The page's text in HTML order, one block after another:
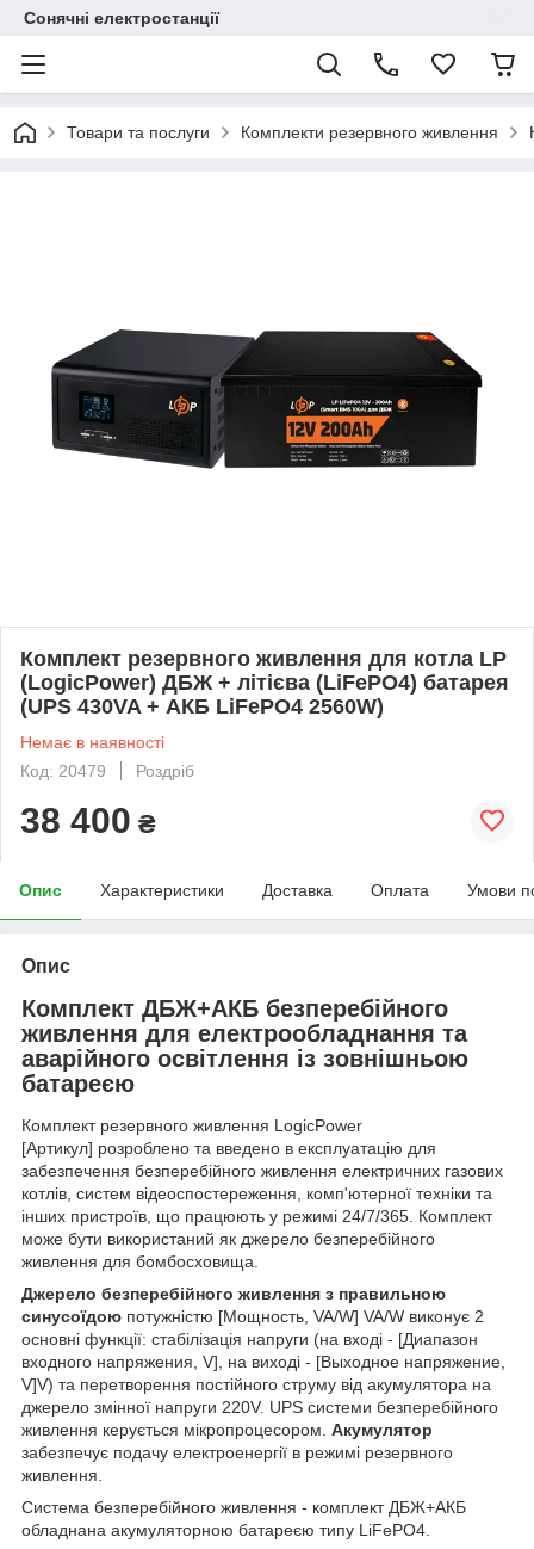
Сонячні електростанції
Товари та послуги Комплекти резервного живлення
Комплект резервного живлення для котла LP
(LogicPower) ДБЖ + літієва (LiFePO4) батарея
(UPS 430VA + АКБ LiFePO4 2560W)
Немає в наявності
Код: 20479
Роздріб
38 400 ₴
Опис Характеристики Доставка Оплата Умови
Опис
Комплект ДБЖ+АКБ безперебійного
живлення для електрообладнання та
аварійного освітлення із зовнішньою
батареєю
Комплект резервного живлення LogicPower
[Артикул] розроблено та введено в експлуатацію для
забезпечення безперебійного живлення електричних газових
котлів, систем відеоспостереження, комп'ютерної техніки та
інших пристроїв, що працюють у режимі 24/7/365. Комплект
може бути використаний як джерело безперебійного
живлення для бомбосховища.
Джерело безперебійного живлення з правильною
синусоїдою потужністю [Мощность, VA/W] VA/W виконує 2
основні функції: стабілізація напруги (на вході - [Диапазон
входного напряжения, V], на виході - [Выходное напряжение,
V]V) та перетворення постійного струму від акумулятора на
джерело змінної напруги 220V. UPS системи безперебійного
живлення керується мікропроцесором. Акумулятор
забезпечує подачу електроенергії в режимі резервного
живлення.
Система безперебійного живлення - комплект ДБЖ+АКБ
обладнана акумуляторною батареєю типу LiFePO4.